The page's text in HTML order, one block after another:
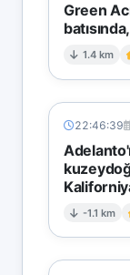
Green
1.4 km
22:46:39
-1.1 km